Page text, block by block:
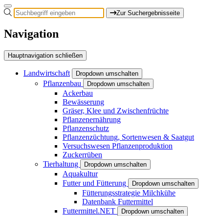
Zur Suchergebnisseite
Navigation
Hauptnavigation schließen
Landwirtschaft Dropdown umschalten
Pflanzenbau Dropdown umschalten
Ackerbau
Bewässerung
Gräser, Klee und Zwischenfrüchte
Pflanzenernährung
Pflanzenschutz
Pflanzenzüchtung, Sortenwesen & Saatgut
Versuchswesen Pflanzenproduktion
Zuckerrüben
Tierhaltung
Dropdown umschalten
Aquakultur
Futter und Fütterung
Dropdown umschalten
Fütterungsstrategie Milchkühe
Datenbank Futtermittel
Futtermittel.NET
Dropdown umschalten